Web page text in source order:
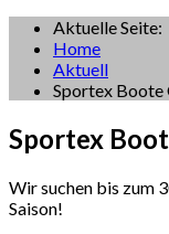
Aktuelle Seite:
Home
Aktuell
Sportex Boote
Sportex
Wir suchen bis zum
Saison!